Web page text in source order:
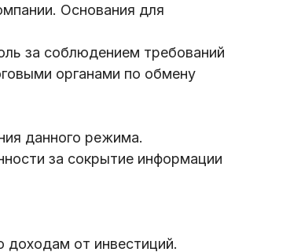
Основания для
за соблюдением требований
органами по обмену
данного режима.
за сокрытие информации
от инвестиций.